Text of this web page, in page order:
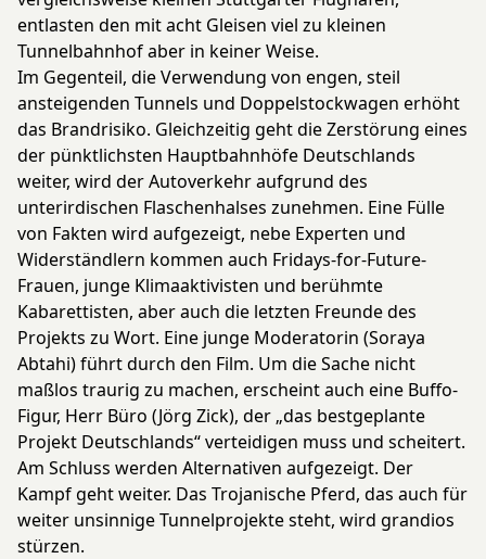
entlasten den mit acht Gleisen viel zu kleinen
Tunnelbahnhof aber in keiner Weise.
Im Gegenteil, die Verwendung von engen, steil
ansteigenden Tunnels und Doppelstockwagen erhöht
das Brandrisiko. Gleichzeitig geht die Zerstörung eines
der pünktlichsten Hauptbahnhöfe Deutschlands
weiter, wird der Autoverkehr aufgrund des
unterirdischen Flaschenhalses zunehmen. Eine Fülle
von Fakten wird aufgezeigt, nebe Experten und
Widerständlern kommen auch Fridays-for-Future-
Frauen, junge Klimaaktivisten und berühmte
Kabarettisten, aber auch die letzten Freunde des
Projekts zu Wort. Eine junge Moderatorin (Soraya
Abtahi) führt durch den Film. Um die Sache nicht
maßlos traurig zu machen, erscheint auch eine Buffo-
Figur, Herr Büro (Jörg Zick), der „das bestgeplante
Projekt Deutschlands“ verteidigen muss und scheitert.
Am Schluss werden Alternativen aufgezeigt. Der
Kampf geht weiter. Das Trojanische Pferd, das auch für
weiter unsinnige Tunnelprojekte steht, wird grandios
stürzen.